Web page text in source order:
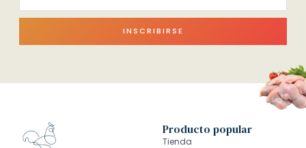
INSCRIBIRSE
Producto popular
Tienda